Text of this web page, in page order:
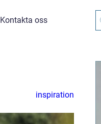
Kontakta oss
inspiration